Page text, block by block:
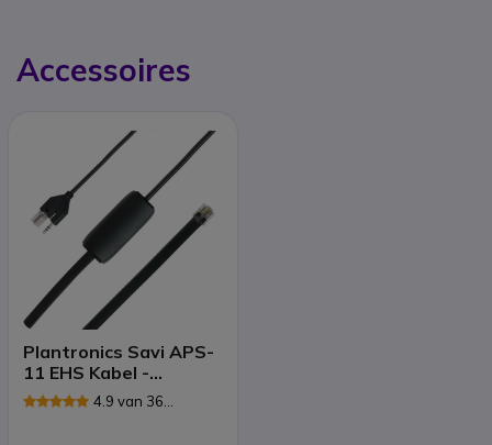
Accessoires
Plantronics Savi APS-
11 EHS Kabel -
Siemens telefoon
4.9 van 36